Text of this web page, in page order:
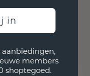
des tijds te
van liefde en
om voor altijd te
in
aanbiedingen,
members
shoptegoed.